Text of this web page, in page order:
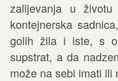
zalijevanja u
kontejnerska
golih žila i iste, s
supstrat, a da
može na sebi imati ili